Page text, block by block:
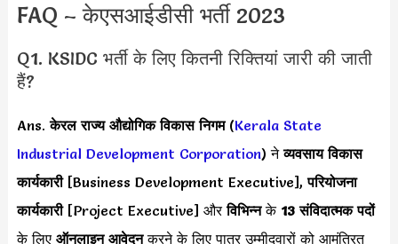
FAQ – केएसआईडीसी भर्ती 2023
Q1. KSIDC भर्ती के लिए कितनी रिक्तियां जारी की जाती
हैं?
Ans.केरल राज्य औद्योगिक विकास निगम(Kerala State
Industrial Development Corporation) नेव्यवसाय विकास
कार्यकारी[Business Development Executive],परियोजना
कार्यकारी [Project Executive] औरविभिन्नके 13 संविदात्मक पदों
के लिए ऑनलाइन आवेदनकरने के लिए पात्र उम्मीदवारों को आमंत्रित